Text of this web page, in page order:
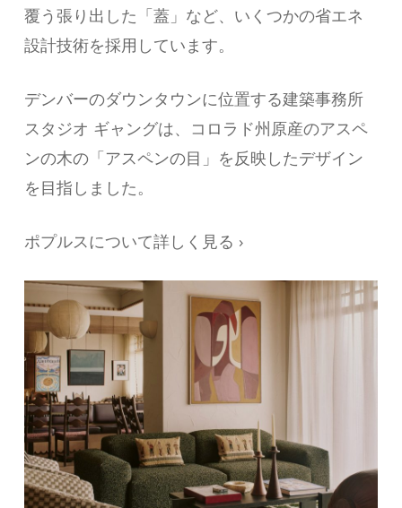
覆う張り出した「蓋」など、いくつかの省エネ
設計技術を採用しています。
デンバーのダウンタウンに位置する建築事務所
スタジオ ギャングは、コロラド州原産のアスペ
ンの木の「アスペンの目」を反映したデザイン
を目指しました。
ポプルスについて詳しく見る ›